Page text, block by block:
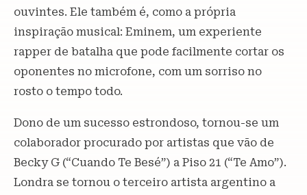
ouvintes. Ele também é, como a própria
inspiração musical: Eminem, um experiente
rapper de batalha que pode facilmente cortar os
oponentes no microfone, com um sorriso no
rosto o tempo todo.
Dono de um sucesso estrondoso, tornou-se um
colaborador procurado por artistas que vão de
Becky G (“Cuando Te Besé”) a Piso 21 (“Te Amo”).
Londra se tornou o terceiro artista argentino a